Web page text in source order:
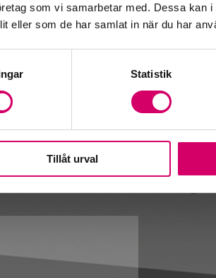
som vi samarbetar med. Dessa kan
eller som de har samlat in när du har
Statistik
Tillåt urval